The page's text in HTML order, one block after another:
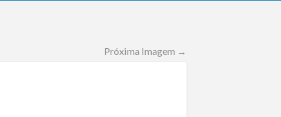
Próxima Imagem →